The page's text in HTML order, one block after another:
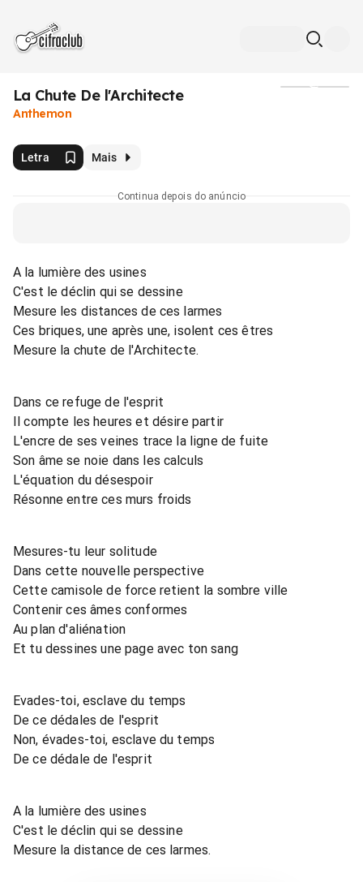
La Chute De l'Architecte
Anthemon
Letra Mais
Continua depois do anúncio
A la lumière des usines
C'est le déclin qui se dessine
Mesure les distances de ces larmes
Ces briques, une après une, isolent ces êtres
Mesure la chute de l'Architecte.
Dans ce refuge de l'esprit
Il compte les heures et désire partir
L'encre de ses veines trace la ligne de fuite
Son âme se noie dans les calculs
L'équation du désespoir
Résonne entre ces murs froids
Mesures-tu leur solitude
Dans cette nouvelle perspective
Cette camisole de force retient la sombre ville
Contenir ces âmes conformes
Au plan d'aliénation
Et tu dessines une page avec ton sang
Evades-toi, esclave du temps
De ce dédales de l'esprit
Non, évades-toi, esclave du temps
De ce dédale de l'esprit
A la lumière des usines
C'est le déclin qui se dessine
Mesure la distance de ces larmes.